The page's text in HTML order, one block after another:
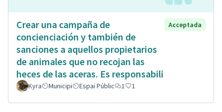
Crear una campaña de
concienciación y también de
sanciones a aquellos propietarios
de animales que no recojan las
heces de las aceras. Es responsabili
Acceptada
Kyra Municipi Espai Públic 1 1